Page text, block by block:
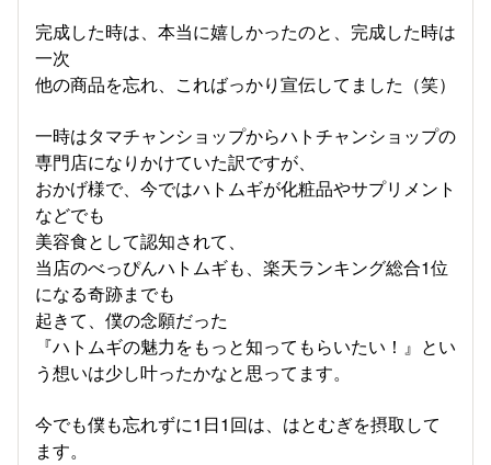
完成した時は、本当に嬉しかったのと、完成した時は
一次
他の商品を忘れ、こればっかり宣伝してました（笑）
一時はタマチャンショップからハトチャンショップの
専門店になりかけていた訳ですが、
おかげ様で、今ではハトムギが化粧品やサプリメント
などでも
美容食として認知されて、
当店のべっぴんハトムギも、楽天ランキング総合1位
になる奇跡までも
起きて、僕の念願だった
『ハトムギの魅力をもっと知ってもらいたい！』とい
う想いは少し叶ったかなと思ってます。
今でも僕も忘れずに1日1回は、はとむぎを摂取して
ます。